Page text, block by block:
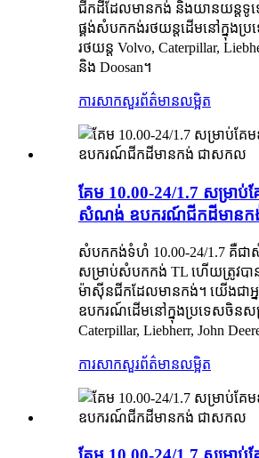
ជីកដីដែលមានកង់ និងយានយន្តទូទ
ផ្គង់សំបកកង់រថយន្តដើមនៅក្នុងប្
រថយន្ត Volvo, Caterpillar,
និង Doosan។
ការសាកសួរព័ត៌មានលម្អិត
គែម 10.00-24/1.7 សម្រា
សំណង់ ឧបករណ៍ជីកដីមានក
សំបកកង់ទំហំ 10.00-24/1.7 គឺជា
សម្រាប់សំបកកង់ TL ហើយត្រូវបា
ម៉ាស៊ីនជីកដែលមានកង់។ យើងជាអ្
ឧបករណ៍ដើមនៅក្នុងប្រទេសចិនសម្
Caterpillar, Liebherr, John
ការសាកសួរព័ត៌មានលម្អិត